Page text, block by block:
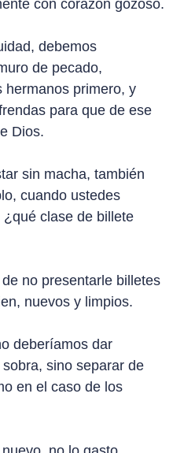
con corazón gozoso.
debemos
de pecado,
hermanos primero, y
para que de ese
Dios.
sin macha, también
cuando ustedes
clase de billete
no presentarle billetes
nuevos y limpios.
deberíamos dar
sino separar de
en el caso de los